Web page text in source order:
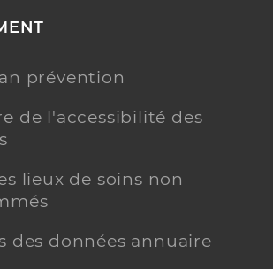
prévention
de l'accessibilité des
lieux de soins non
des données annuaire